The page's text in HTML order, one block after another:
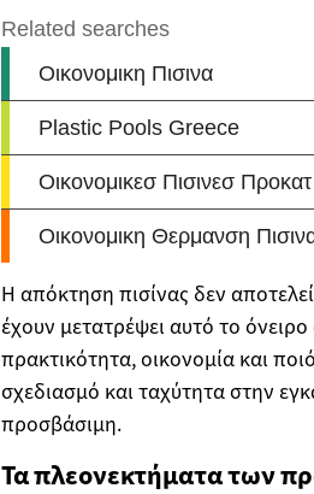
Η απόκτηση πισίνας δεν
έχουν μετατρέψει αυτό το
πρακτικότητα, οικονομία και
σχεδιασμό και ταχύτητα στην
προσβάσιμη.
Τα πλεονεκτήματα των